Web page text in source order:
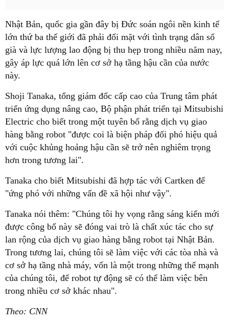
Nhật Bản, quốc gia gần đây bị Đức soán ngôi nền kinh tế
lớn thứ ba thế giới đã phải đối mặt với tình trạng dân số
già và lực lượng lao động bị thu hẹp trong nhiều năm nay,
gây áp lực quá lớn lên cơ sở hạ tầng hậu cần của nước
này.
Shoji Tanaka, tổng giám đốc cấp cao của Trung tâm phát
triển ứng dụng nâng cao, Bộ phận phát triển tại Mitsubishi
Electric cho biết trong một tuyên bố rằng dịch vụ giao
hàng bằng robot "được coi là biện pháp đối phó hiệu quả
với cuộc khủng hoảng hậu cần sẽ trở nên nghiêm trọng
hơn trong tương lai".
Tanaka cho biết Mitsubishi đã hợp tác với Cartken để
"ứng phó với những vấn đề xã hội như vậy".
Tanaka nói thêm: "Chúng tôi hy vọng rằng sáng kiến mới
được công bố này sẽ đóng vai trò là chất xúc tác cho sự
lan rộng của dịch vụ giao hàng bằng robot tại Nhật Bản.
Trong tương lai, chúng tôi sẽ làm việc với các tòa nhà và
cơ sở hạ tầng nhà máy, vốn là một trong những thế mạnh
của chúng tôi, để robot tự động sẽ có thể làm việc bên
trong nhiều cơ sở khác nhau".
Theo: CNN